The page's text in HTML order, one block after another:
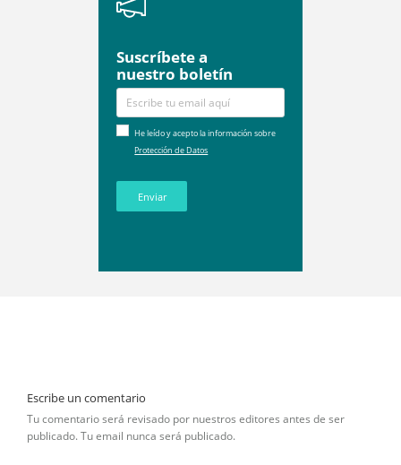
Suscríbete a
nuestro boletín
He leído y acepto la información sobre
Protección de Datos
Enviar
Escribe un comentario
Tu comentario será revisado por nuestros editores antes de ser
publicado. Tu email nunca será publicado.